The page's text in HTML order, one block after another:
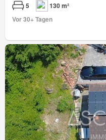
5
130 m²
Vor 30+ Tagen